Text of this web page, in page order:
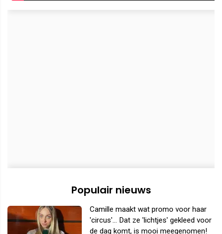
Populair nieuws
Camille maakt wat promo voor haar
'circus'... Dat ze 'lichtjes' gekleed voor
de dag komt, is mooi meegenomen!